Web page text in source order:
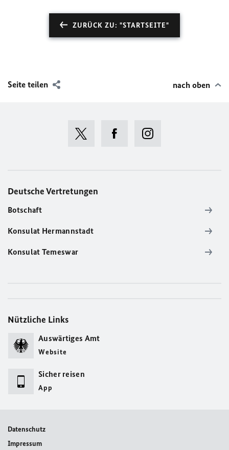
ZURÜCK ZU: "STARTSEITE"
Seite teilen nach oben
Deutsche Vertretungen
Botschaft
Konsulat Hermannstadt
Konsulat Temeswar
Nützliche Links
Auswärtiges Amt
Website
Sicher reisen
App
Datenschutz
Impressum